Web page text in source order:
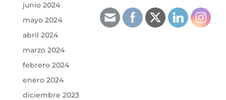
junio 2024
mayo 2024
abril 2024
marzo 2024
febrero 2024
enero 2024
diciembre 2023